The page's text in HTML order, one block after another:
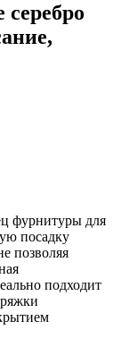
фурнитуры для
посадку
позволяя
подходит